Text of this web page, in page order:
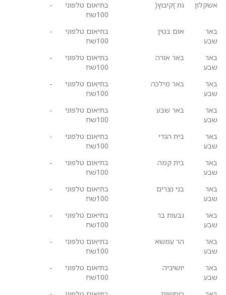
אשקלון גת )קיבוץ(
בתיאום טלפוני
100שח
-
באר
שבע
אום בטין
בתיאום טלפוני
100שח
-
באר
שבע
באר אורה
בתיאום טלפוני
100שח
-
באר
שבע
באר מילכה
בתיאום טלפוני
100שח
-
באר
שבע
באר שבע
בתיאום טלפוני
100שח
-
באר
שבע
בית הגדי
בתיאום טלפוני
100שח
-
באר
שבע
בית קמה
בתיאום טלפוני
100שח
-
באר
שבע
בני נצרים
בתיאום טלפוני
100שח
-
באר
שבע
גבעות בר
בתיאום טלפוני
100שח
-
באר
שבע
הר עמשא
בתיאום טלפוני
100שח
-
באר
שבע
יושיביה
בתיאום טלפוני
100שח
-